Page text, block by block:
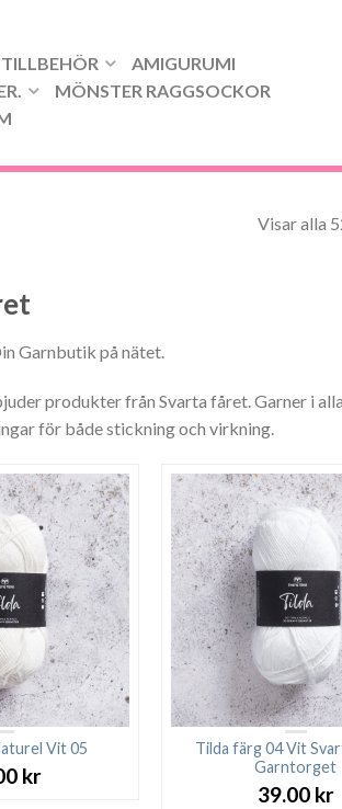
TILLBEHÖR
AMIGURUMI
MÖNSTER RAGGSOCKOR
Visar alla
Garnbutik på nätet.
produkter från Svarta fåret. Garner i
för både stickning och virkning.
Vit 05
kr
Tilda färg 04 Vit
Garntorget
39.00 kr